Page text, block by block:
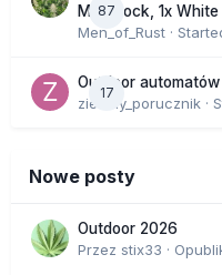
87
Moonrock, 1x
Men_of_Rust ·
17
Outdoor
zielony_porucznik ·
Nowe posty
Outdoor 2026
Przez stix33 ·